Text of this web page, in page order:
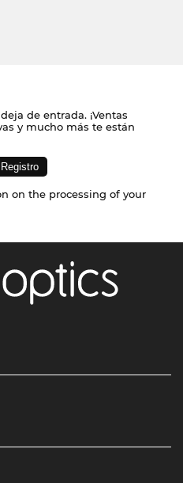
de entrada. ¡Ventas
y mucho más te están
on the processing of your